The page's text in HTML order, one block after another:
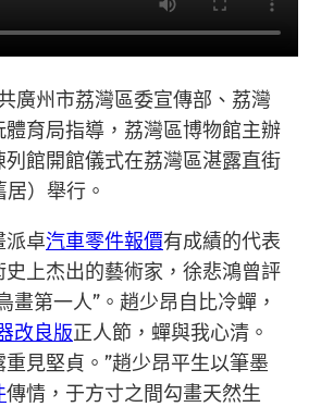
廣州市荔灣區委宣傳部、荔灣
體育局指導，荔灣區博物館主辦
列館開館儀式在荔灣區湛露直街
）舉行。
派卓汽車零件報價有成績的代表
史上杰出的藝術家，徐悲鴻曾評
畫第一人”。趙少昂自比冷蟬，
改良版正人節，蟬與我心清。
見堅貞。”趙少昂平生以筆墨
傳情，于方寸之間勾畫天然生